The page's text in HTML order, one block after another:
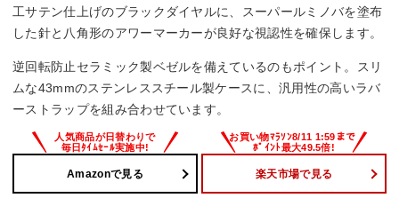
工サテン仕上げのブラックダイヤルに、スーパールミノバを塗布
した針と八角形のアワーマーカーが良好な視認性を確保します。
逆回転防止セラミック製ベゼルを備えているのもポイント。スリ
ムな43mmのステンレススチール製ケースに、汎用性の高いラバ
ーストラップを組み合わせています。
Amazonで見る 楽天市場で見る